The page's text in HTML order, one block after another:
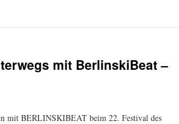
mit BerlinskiBeat –
mit BERLINSKIBEAT beim 22. Festival des